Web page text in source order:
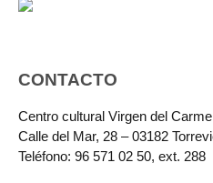
CONTACTO
Centro cultural Virgen del
Calle del Mar, 28 – 03182
Teléfono: 96 571 02 50, ext. 288